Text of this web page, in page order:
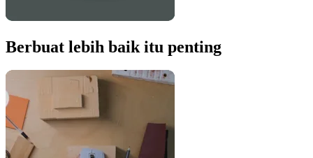
Berbuat lebih baik itu penting